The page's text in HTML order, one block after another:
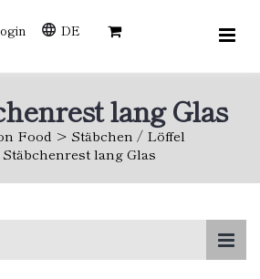
DE
lang Glas
Food
Stäbchen / Löffel
lang Glas